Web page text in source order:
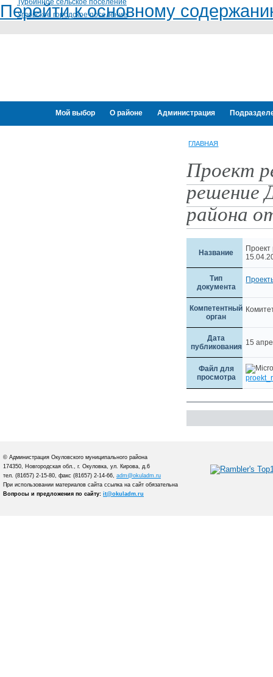
Перейти к основному
Турбинное сельское поселение
Угловское городское поселение
Мой выбор О районе Администрация
ГЛАВНАЯ
Проект
решение
района
Название
Тип
документа
Компетентный
орган
Дата
публикования 15
Файл для
просмотра
© Администрация Окуловского муниципального района
174350, Новгородская обл., г. Окуловка, ул. Кирова, д.6
тел. (81657) 2-15-80, факс (81657) 2-14-66, adm@okuladm.ru
При использовании материалов сайта ссылка на сайт обязательна
Вопросы и предложения по сайту: it@okuladm.ru